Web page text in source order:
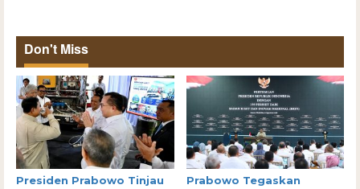
Don't Miss
Presiden Prabowo Tinjau
Prabowo Tegaskan